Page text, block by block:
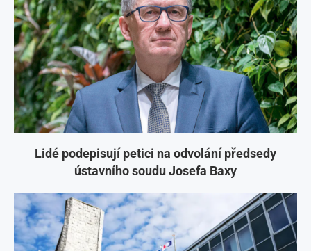
Lidé podepisují petici na odvolání předsedy
ústavního soudu Josefa Baxy